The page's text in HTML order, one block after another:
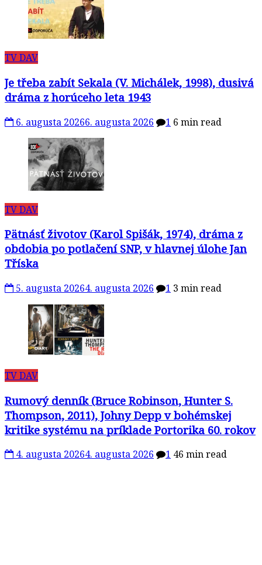
TV DAV
Je třeba zabít Sekala (V. Michálek, 1998), dusivá
dráma z horúceho leta 1943
6. augusta 20266. augusta 2026 1 6 min read
TV DAV
Pätnásť životov (Karol Spišák, 1974), dráma z
obdobia po potlačení SNP, v hlavnej úlohe Jan
Tříska
5. augusta 20264. augusta 2026 1 3 min read
TV DAV
Rumový denník (Bruce Robinson, Hunter S.
Thompson, 2011), Johny Depp v bohémskej
kritike systému na príklade Portorika 60. rokov
4. augusta 20264. augusta 2026 1 46 min read